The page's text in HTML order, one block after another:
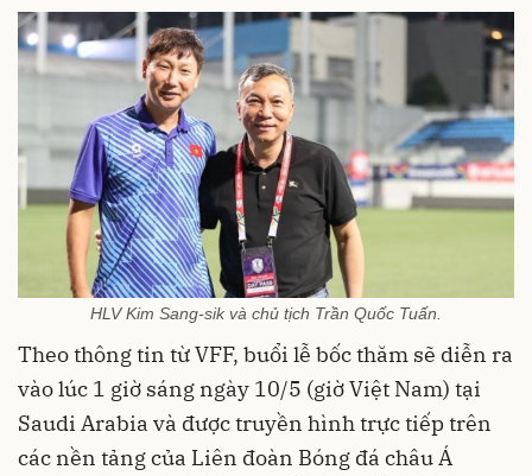
HLV Kim Sang-sik và chủ tịch Trần Quốc Tuấn.
Theo thông tin từ VFF, buổi lễ bốc thăm sẽ diễn ra
vào lúc 1 giờ sáng ngày 10/5 (giờ Việt Nam) tại
Saudi Arabia và được truyền hình trực tiếp trên
các nền tảng của Liên đoàn Bóng đá châu Á